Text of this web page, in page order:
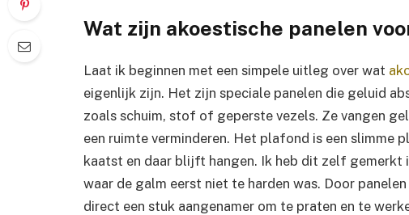
Wat zijn akoestische panelen
Laat ik beginnen met een simpele uitleg over wat
eigenlijk zijn. Het zijn speciale panelen die geluid
zoals schuim, stof of geperste vezels. Ze vangen
een ruimte verminderen. Het plafond is een slimme
kaatst en daar blijft hangen. Ik heb dit zelf gemerkt
waar de galm eerst niet te harden was. Door
direct een stuk aangenamer om te praten en te